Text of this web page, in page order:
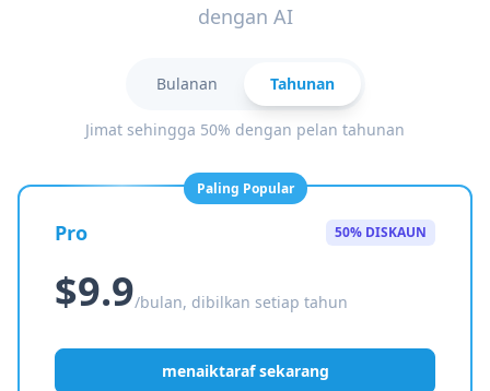
dengan AI
Bulanan Tahunan
Jimat sehingga 50% dengan pelan tahunan
Paling Popular
Pro 50% DISKAUN
$9.9/bulan, dibilkan setiap tahun
menaiktaraf sekarang